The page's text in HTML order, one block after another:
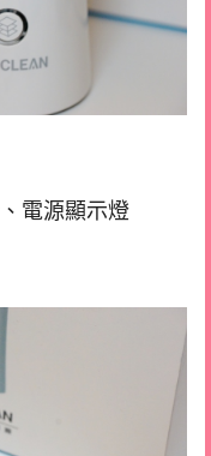
電源顯示燈